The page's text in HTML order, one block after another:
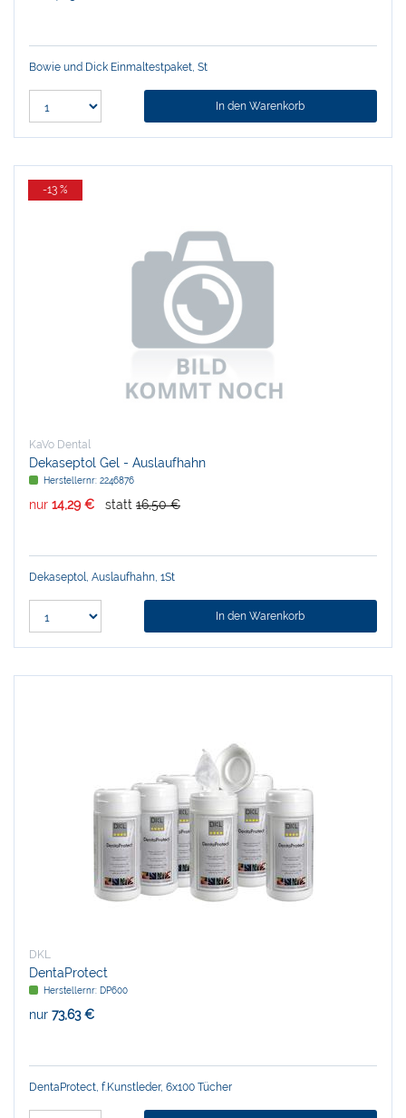
Bowie und Dick Einmaltestpaket, St
In den Warenkorb
-13 %
KaVo Dental
Dekaseptol Gel - Auslaufhahn
Herstellernr: 2246876
nur 14,29 € statt 16,50 €
Dekaseptol, Auslaufhahn, 1St
In den Warenkorb
DKL
DentaProtect
Herstellernr: DP600
nur 73,63 €
DentaProtect, f.Kunstleder, 6x100 Tücher